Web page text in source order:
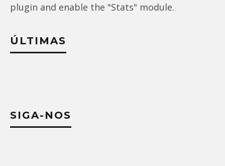
plugin and enable the "Stats" module.
ÚLTIMAS
SIGA-NOS